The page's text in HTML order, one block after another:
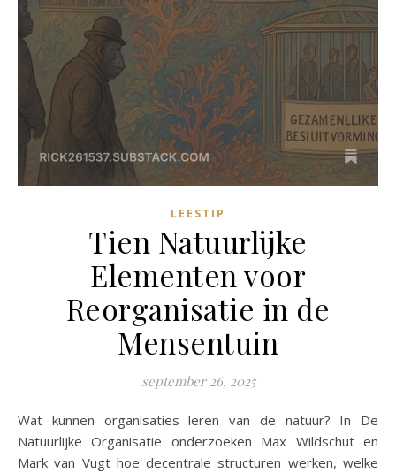
LEESTIP
Tien Natuurlijke
Elementen voor
Reorganisatie in de
Mensentuin
september 26, 2025
Wat kunnen organisaties leren van de natuur? In De
Natuurlijke Organisatie onderzoeken Max Wildschut en
Mark van Vugt hoe decentrale structuren werken, welke